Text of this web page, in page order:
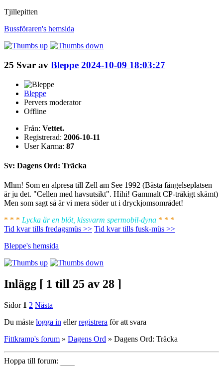
Tjillepitten
Bussföraren's hemsida
25 Svar av Bleppe 2024-10-09 18:03:27
Bleppe
Pervers moderator
Offline
Från: Vettet.
Registrerad: 2006-10-11
User Karma: 87
Sv: Dagens Ord: Träcka
Mhm! Som en alpresa till Zell am See 1992 (Bästa fängelseplatsen
är ju det. "Cellen med havsutsikt". Hihi! Gammalt CP-tråkigt skämt)
Men som sagt så är vi mera söder ut i dryckjomsområdet!
* * * Lycka är en blöt, kissvarm spermobil-dyna * * *
Tid kvar tills fredagsmüs >> Tid kvar tills fusk-müs >>
Bleppe's hemsida
Inlägg [ 1 till 25 av 28 ]
Sidor 1 2 Nästa
Du måste logga in ellerregistrera för att svara
Fittkramp's forum » Dagens Ord » Dagens Ord: Träcka
Hoppa till forum: